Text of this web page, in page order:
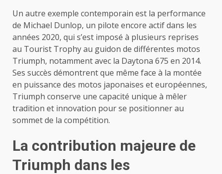
Un autre exemple contemporain est la performance
de Michael Dunlop, un pilote encore actif dans les
années 2020, qui s’est imposé à plusieurs reprises
au Tourist Trophy au guidon de différentes motos
Triumph, notamment avec la Daytona 675 en 2014.
Ses succès démontrent que même face à la montée
en puissance des motos japonaises et européennes,
Triumph conserve une capacité unique à mêler
tradition et innovation pour se positionner au
sommet de la compétition.
La contribution majeure de
Triumph dans les